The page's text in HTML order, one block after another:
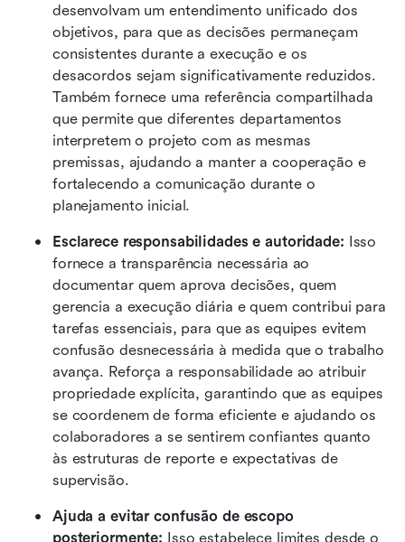
desenvolvam um entendimento unificado dos
objetivos, para que as decisões permaneçam
consistentes durante a execução e os
desacordos sejam significativamente reduzidos.
Também fornece uma referência compartilhada
que permite que diferentes departamentos
interpretem o projeto com as mesmas
premissas, ajudando a manter a cooperação e
fortalecendo a comunicação durante o
planejamento inicial.
Esclarece responsabilidades e autoridade: Isso
fornece a transparência necessária ao
documentar quem aprova decisões, quem
gerencia a execução diária e quem contribui para
tarefas essenciais, para que as equipes evitem
confusão desnecessária à medida que o trabalho
avança. Reforça a responsabilidade ao atribuir
propriedade explícita, garantindo que as equipes
se coordenem de forma eficiente e ajudando os
colaboradores a se sentirem confiantes quanto
às estruturas de reporte e expectativas de
supervisão.
Ajuda a evitar confusão de escopo
posteriormente: Isso estabelece limites desde o